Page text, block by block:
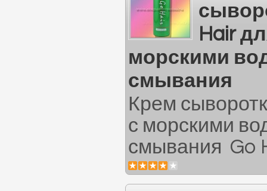
Hair
морскими
смывания
Крем
с морскими
смывания Go